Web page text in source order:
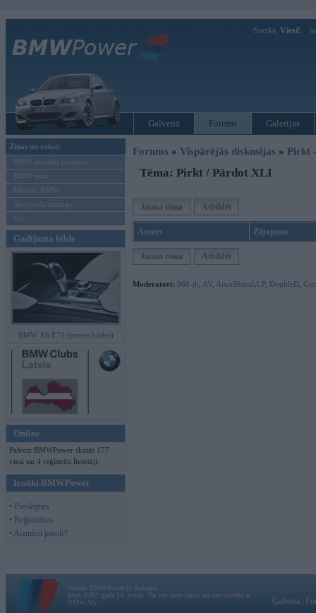
Sveiks, Viesi!
Galvenā Forums Galerijas
Ziņas un raksti
BMW modeļu jaunumi
BMW testi
Mēneša BMW
Sērijveida tūnings
Vel...
Gadījuma bilde
BMW X6 E71 (preses bildes)
Online
Pašreiz BMWPower skatās 177
viesi un 4 reģistrēti lietotāji.
Ienākt BMWPower
• Pieslēgties
• Reģistrēties
• Aizmirsi paroli?
Forums » Vispārējās diskusijas » Pirkt
Tēma: Pirkt / Pārdot XLI
Jauna tēma Atbildēt
Autors Ziņojums
Jauna tēma Atbildēt
Moderatori: 968-jk AV AiwaShuraLLP, DoubleD
Vortāls BMWPower.lv darbojas
kopš 2002. gada 14. maija. Tas nav auto klubs un nav saistīts ar
BMW AG.
Galvena